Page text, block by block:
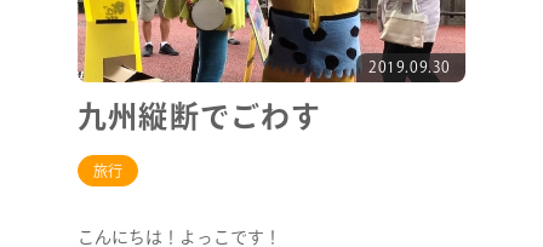
2019.09.30
九州縦断でごわす
旅行
こんにちは！よっこです！